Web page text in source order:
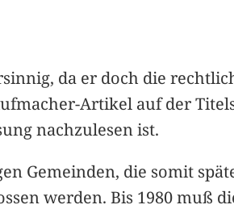
da er doch die
Artikel auf der
nachzulesen ist.
Gemeinden, die somit
werden. Bis 1980 muß